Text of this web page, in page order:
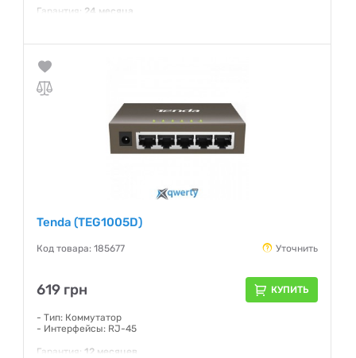
Гарантия: 24 месяца
Tenda (TEG1005D)
Код товара: 185677 Уточнить
619 грн КУПИТЬ
- Тип: Коммутатор
- Интерфейсы: RJ-45
Гарантия: 12 месяцев